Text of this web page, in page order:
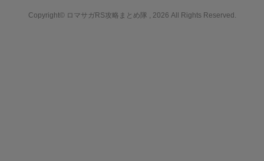
Copyright© ロマサガRS攻略まとめ隊 , 2026 All Rights Reserved.